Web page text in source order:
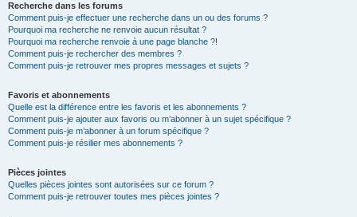
Recherche dans les forums
Comment puis-je effectuer une recherche dans un ou des forums ?
Pourquoi ma recherche ne renvoie aucun résultat ?
Pourquoi ma recherche renvoie à une page blanche ?!
Comment puis-je rechercher des membres ?
Comment puis-je retrouver mes propres messages et sujets ?
Favoris et abonnements
Quelle est la différence entre les favoris et les abonnements ?
Comment puis-je ajouter aux favoris ou m’abonner à un sujet spécifique ?
Comment puis-je m’abonner à un forum spécifique ?
Comment puis-je résilier mes abonnements ?
Pièces jointes
Quelles pièces jointes sont autorisées sur ce forum ?
Comment puis-je retrouver toutes mes pièces jointes ?